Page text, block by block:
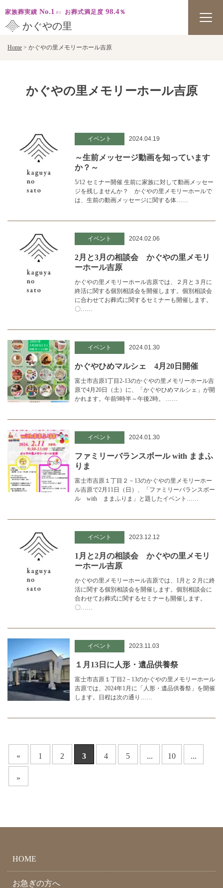
かぐやの里
家族葬実績 No.1 お葬式満足度 98.4％
Home > かぐやの里メモリーホール吉原
かぐやの里メモリーホール吉原
イベント 2024.04.19
～生前メッセージ動画を知っています
か？～
5/12 セミナー開催 生前に家族に対して動画メッセー
ジを残しませんか？ かぐやの里メモリーホールで
は、生前の動画メッセージに関する体……
イベント 2024.02.06
2月と3月の相談会 かぐやの里メモリ
ーホール吉原
かぐやの里メモリーホール吉原では、２月と３月に
終活に関する個別相談会を開催します。個別相談会
に合わせてお葬式に関するセミナーも開催します。
〇……
イベント 2024.01.30
かぐやひめマルシェ 4月20日開催
富士市吉原1丁目2-13のかぐやの里メモリーホール吉
原で4月20日（土）に、「かぐやひめマルシェ」が開
かれます。午前9時半～午後2時。 ……
イベント 2024.01.30
ファミリーバランスボール with ままふ
りま
富士市吉原１丁目２－13のかぐやの里メモリーホー
ル吉原で2月11日（日）、「ファミリーバランスボー
ル with ままふりま」と題したイベント……
イベント 2023.12.12
1月と2月の相談会 かぐやの里メモリ
ーホール吉原
かぐやの里メモリーホール吉原では、1月と２月に終
活に関する個別相談会を開催します。個別相談会に
合わせてお葬式に関するセミナーも開催します。
〇……
イベント 2023.11.03
１月13日に人形・遺品供養祭
富士市吉原１丁目2－13のかぐやの里メモリーホール
吉原では、2024年1月に「人形・遺品供養祭」を開催
します。日程は次の通り……
« 1 2 3 4 5 ... 10 ...
»
HOME
お急ぎの方へ